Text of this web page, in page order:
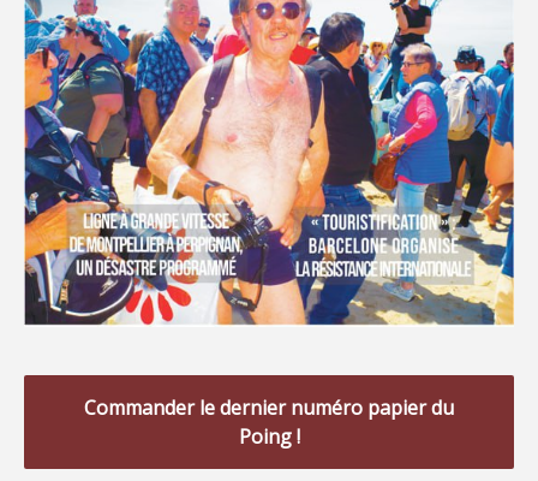
Commander le dernier numéro papier du
Poing !